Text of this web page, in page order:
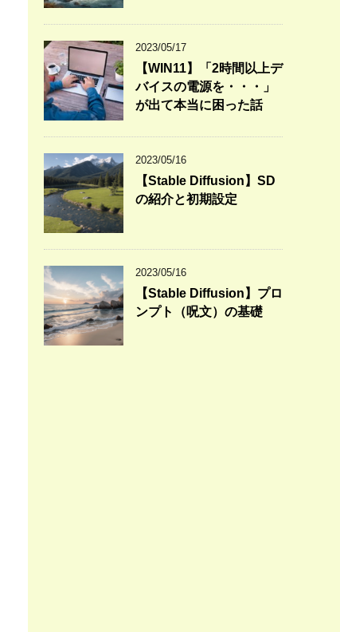
2023/05/17
【WIN11】「2時間以上デ
バイスの電源を・・・」
が出て本当に困った話
2023/05/16
【Stable Diffusion】SD
の紹介と初期設定
2023/05/16
【Stable Diffusion】プロ
ンプト（呪文）の基礎